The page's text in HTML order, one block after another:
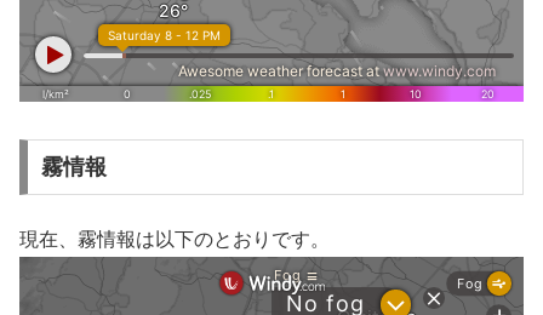
霧情報
現在、霧情報は以下のとおりです。